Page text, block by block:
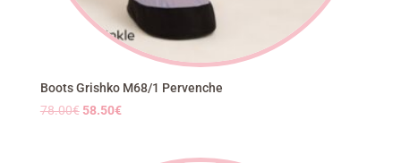
Boots Grishko M68/1 Pervenche
78.00€ Le
58.50€Le